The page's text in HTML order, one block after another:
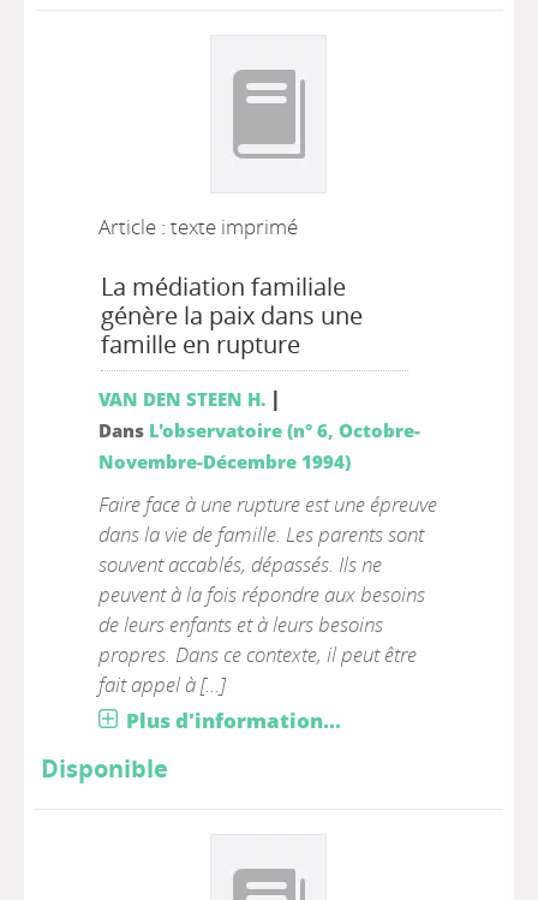
Article : texte imprimé
La médiation familiale
génère la paix dans une
famille en rupture
VAN DEN STEEN H. |
Dans L'observatoire (n° 6, Octobre-
Novembre-Décembre 1994)
Faire face à une rupture est une épreuve
dans la vie de famille. Les parents sont
souvent accablés, dépassés. Ils ne
peuvent à la fois répondre aux besoins
de leurs enfants et à leurs besoins
propres. Dans ce contexte, il peut être
fait appel à [...]
Plus d'information...
Disponible